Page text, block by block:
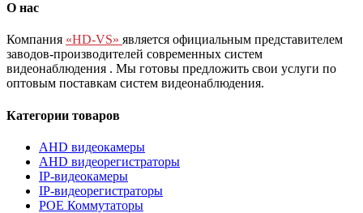
О нас
Компания «HD-VS» является официальным представителем
заводов-производителей современных систем
видеонаблюдения . Мы готовы предложить свои услуги по
оптовым поставкам систем видеонаблюдения.
Категории товаров
AHD видеокамеры
AHD видеорегистраторы
IP-видеокамеры
IP-видеорегистраторы
POE Коммутаторы